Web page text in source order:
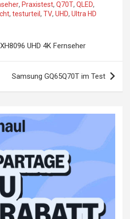
, Praxistest, Q70T, QLED,
, testurteil , TV, UHD, Ultra HD
UHD 4K Fernseher
Samsung GQ65Q70T im Test